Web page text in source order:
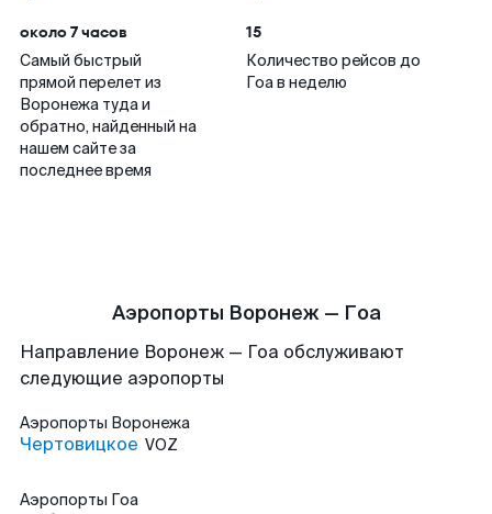
около 7 часов
Самый быстрый
прямой перелет из
Воронежа туда и
обратно, найденный на
нашем сайте за
последнее время
15
Количество рейсов до
Гоа в неделю
Аэропорты Воронеж — Гоа
Направление Воронеж — Гоа обслуживают
следующие аэропорты
Аэропорты Воронежа
Чертовицкое VOZ
Аэропорты Гоа